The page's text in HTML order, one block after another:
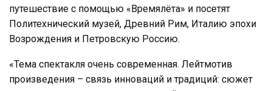
путешествие с помощью «Времялёта» и посетят
Политехнический музей, Древний Рим, Италию эпохи
Возрождения и Петровскую Россию.
«Тема спектакля очень современная. Лейтмотив
произведения – связь инноваций и традиций: сюжет